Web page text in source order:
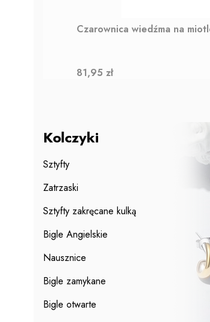
Czarownica wiedźma na
Cena
81,95 zł
Kolczyki
Sztyfty
Zatrzaski
Sztyfty zakręcane kulką
Bigle Angielskie
Nausznice
Bigle zamykane
Bigle otwarte